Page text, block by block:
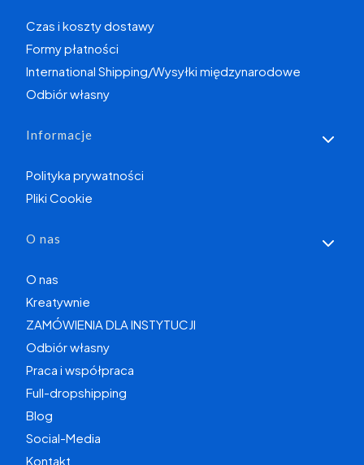
Czas i koszty dostawy
Formy płatności
International Shipping/Wysyłki międzynarodowe
Odbiór własny
Informacje
Polityka prywatności
Pliki Cookie
O nas
O nas
Kreatywnie
ZAMÓWIENIA DLA INSTYTUCJI
Odbiór własny
Praca i współpraca
Full-dropshipping
Blog
Social-Media
Kontakt